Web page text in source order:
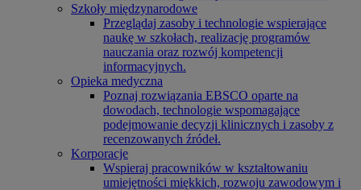
Szkoły międzynarodowe
Przeglądaj zasoby i technologie wspierające
naukę w szkołach, realizację programów
nauczania oraz rozwój kompetencji
informacyjnych.
Opieka medyczna
Poznaj rozwiązania EBSCO oparte na
dowodach, technologie wspomagające
podejmowanie decyzji klinicznych i zasoby z
recenzowanych źródeł.
Korporacje
Wspieraj pracowników w kształtowaniu
umiejętności miękkich, rozwoju zawodowym i